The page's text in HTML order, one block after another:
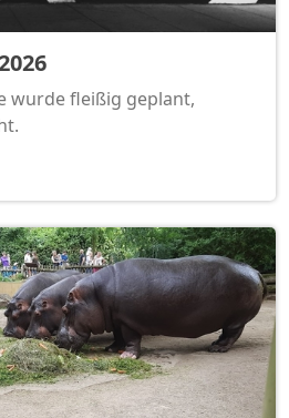
wurde fleißig geplant,